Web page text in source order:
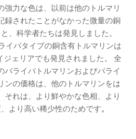
強力な色は、以前は他のトルマリ
録されたことがなかった微量の銅
、科学者たちは発見しました。
イバタイプの銅含有トルマリンは
ジェリアでも発見されました。 全
パライバトルマリンおよびパライ
ンの価格は、他のトルマリンをは
それは、より鮮やかな色相、より
より高い稀少性のためです。